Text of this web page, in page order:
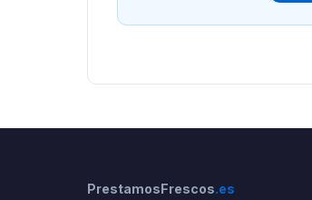
PrestamosFrescos.es